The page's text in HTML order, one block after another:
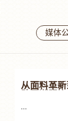
媒体
从面料革
...